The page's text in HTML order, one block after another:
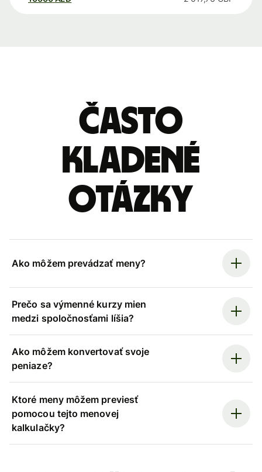
Často
kladené
otázky
Ako môžem prevádzať meny?
Prečo sa výmenné kurzy mien
medzi spoločnosťami líšia?
Ako môžem konvertovať svoje
peniaze?
Ktoré meny môžem previesť
pomocou tejto menovej
kalkulačky?